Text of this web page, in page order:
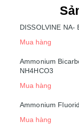
DISSOLVINE NA-
Mua hàng
Ammonium
NH4HCO3
Mua hàng
Ammonium
Mua hàng